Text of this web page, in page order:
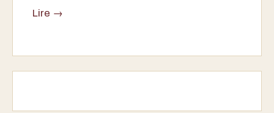
Lire →